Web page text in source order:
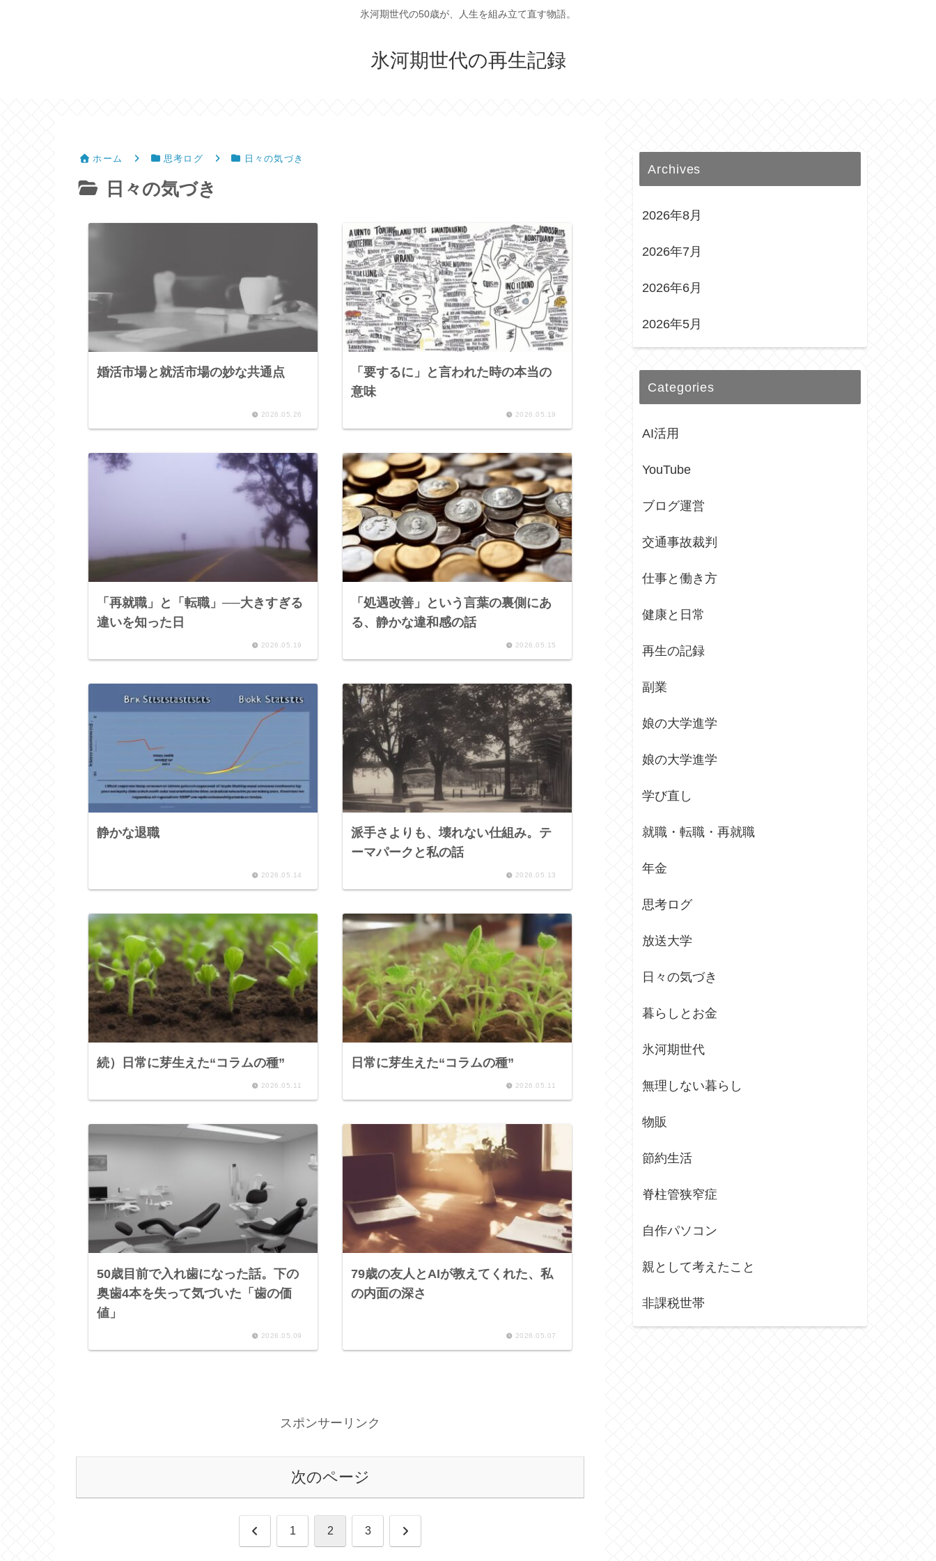
氷河期世代の50歳が、人生を組み立て直す物語。
氷河期世代の再生記録
ホーム 思考ログ 日々の気づき
日々の気づき
婚活市場と就活市場の妙な共通点
2026.05.26
「要するに」と言われた時の本当の
意味
2026.05.19
「再就職」と「転職」──大きすぎる
違いを知った日
2026.05.19
「処遇改善」という言葉の裏側にあ
る、静かな違和感の話
2026.05.15
静かな退職
2026.05.14
派手さよりも、壊れない仕組み。テ
ーマパークと私の話
2026.05.13
続）日常に芽生えた“コラムの種”
2026.05.11
日常に芽生えた“コラムの種”
2026.05.11
50歳目前で入れ歯になった話。下の
奥歯4本を失って気づいた「歯の価
値」
2026.05.09
79歳の友人とAIが教えてくれた、私
の内面の深さ
2026.05.07
スポンサーリンク
次のページ
前 1 2 3 次
Archives
2026年8月
2026年7月
2026年6月
2026年5月
Categories
AI活用
YouTube
ブログ運営
交通事故裁判
仕事と働き方
健康と日常
再生の記録
副業
娘の大学進学
娘の大学進学
学び直し
就職・転職・再就職
年金
思考ログ
放送大学
日々の気づき
暮らしとお金
氷河期世代
無理しない暮らし
物販
節約生活
脊柱管狭窄症
自作パソコン
親として考えたこと
非課税世帯